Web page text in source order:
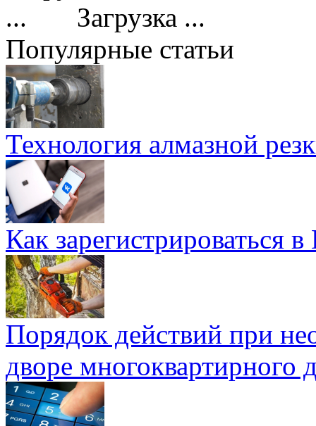
Загрузка ...
Популярные статьи
Технология алмазной
Как зарегистрироваться
Порядок действий при
дворе многоквартирного